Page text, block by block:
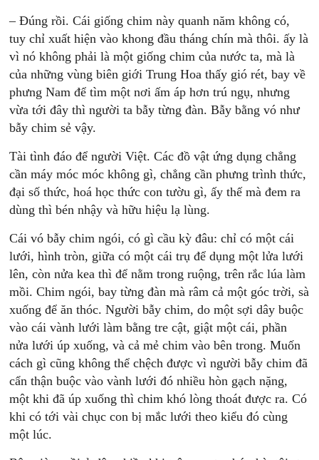
– Đúng rồi. Cái giống chim này quanh năm không có,
tuy chỉ xuất hiện vào khong đầu tháng chín mà thôi. ấy là
vì nó không phải là một giống chim của nước ta, mà là
của những vùng biên giới Trung Hoa thấy gió rét, bay về
phưng Nam để tìm một nơi ấm áp hơn trú ngụ, nhưng
vừa tới đây thì người ta bẫy từng đàn. Bẫy bằng vó như
bẫy chim sẻ vậy.
Tài tình đáo để người Việt. Các đồ vật ứng dụng chẳng
cần máy móc móc không gì, chẳng cần phưng trình thức,
đại số thức, hoá học thức con tườu gì, ấy thế mà đem ra
dùng thì bén nhậy và hữu hiệu lạ lùng.
Cái vó bẫy chim ngói, có gì cầu kỳ đâu: chỉ có một cái
lưới, hình tròn, giữa có một cái trụ để dụng một lửa lưới
lên, còn nửa kea thì để nằm trong ruộng, trên rắc lúa làm
mồi. Chim ngói, bay từng đàn mà râm cả một góc trời, sà
xuống để ăn thóc. Người bẫy chim, do một sợi dây buộc
vào cái vành lưới làm bằng tre cật, giật một cái, phần
nửa lưới úp xuống, và cả mẻ chim vào bên trong. Muốn
cách gì cũng không thể chệch được vì người bẫy chim đã
cẩn thận buộc vào vành lưới đó nhiều hòn gạch nặng,
một khi đã úp xuống thì chim khó lòng thoát được ra. Có
khi có tới vài chục con bị mắc lưới theo kiểu đó cùng
một lúc.